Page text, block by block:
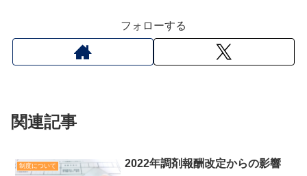
フォローする
関連記事
制度について 2022年調剤報酬改定からの影響